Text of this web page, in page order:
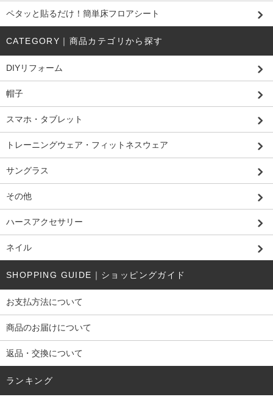
ペタッと貼るだけ！簡単床フロアシート
CATEGORY｜商品カテゴリから探す
DIYリフォーム
帽子
スマホ・タブレット
トレーニングウェア・フィットネスウェア
サングラス
その他
ハースアクセサリー
ネイル
SHOPPING GUIDE｜ショッピングガイド
お支払方法について
商品のお届けについて
返品・交換について
ランキング